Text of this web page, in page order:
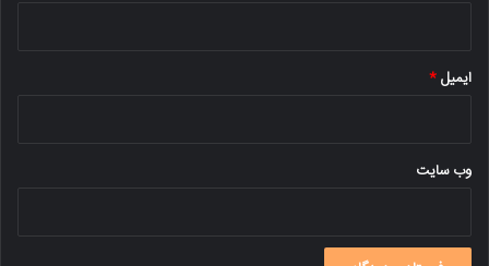
ایمیل*
وب‌ سایت